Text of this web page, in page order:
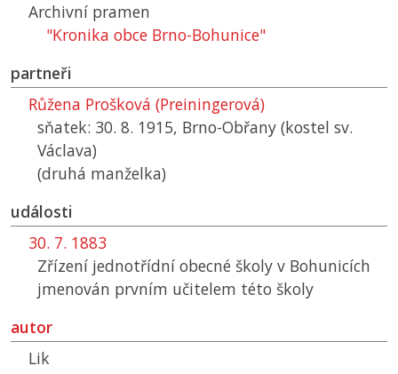
Archivní pramen
"Kronika obce Brno-Bohunice"
partneři
Růžena Prošková (Preiningerová)
sňatek: 30. 8. 1915, Brno-Obřany (kostel sv.
Václava)
(druhá manželka)
události
30. 7. 1883
Zřízení jednotřídní obecné školy v Bohunicích
jmenován prvním učitelem této školy
autor
Lik